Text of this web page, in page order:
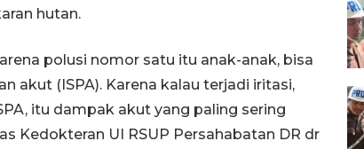
hutan.
polusi nomor satu itu anak-anak, bisa
akut (ISPA). Karena kalau terjadi iritasi,
itu dampak akut yang paling sering
Kedokteran UI RSUP Persahabatan DR dr